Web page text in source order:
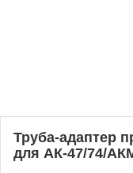
Труба-адаптер
для АК-47/74/